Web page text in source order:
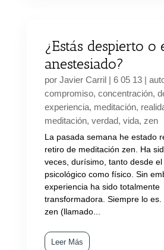
¿Estás despierto o
anestesiado?
por Javier Carril| 6 05 13|
compromiso, concentración,
experiencia, meditación,
meditación, verdad, vida, zen
La pasada semana he estado
retiro de meditación zen. Ha
veces, durísimo, tanto desde
psicológico como físico. Sin
experiencia ha sido totalmente
transformadora. Siempre lo es.
zen (llamado...
Leer Más